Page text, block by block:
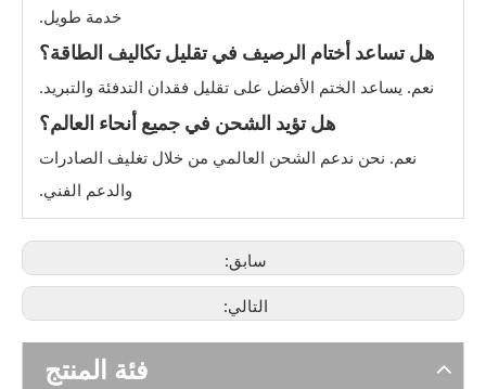
خدمة طويل.
هل تساعد أختام الرصيف في تقليل تكاليف الطاقة؟
نعم. يساعد الختم الأفضل على تقليل فقدان التدفئة والتبريد.
هل تؤيد الشحن في جميع أنحاء العالم؟
نعم. نحن ندعم الشحن العالمي من خلال تغليف الصادرات
والدعم الفني.
سابق:
التالي:
فئة المنتج